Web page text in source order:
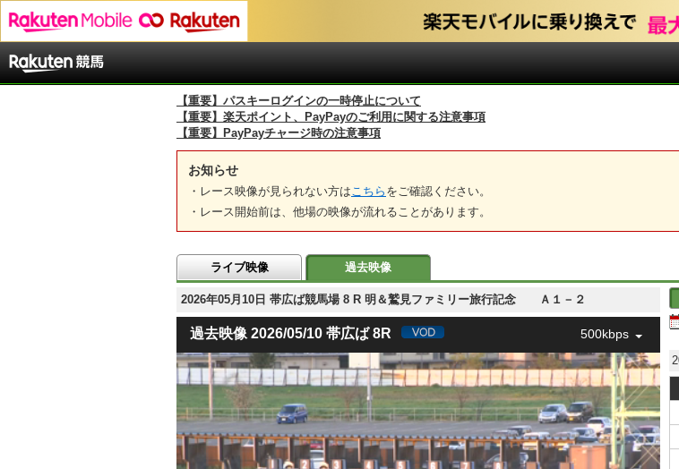
【重要】パスキーログインの一時停止について
【重要】楽天ポイント、PayPayのご利用に関する注意事項
【重要】PayPayチャージ時の注意事項
お知らせ
・レース映像が見られない方は こちら をご確認ください。
・レース開始前は、他場の映像が流れることがあります。
ライブ映像 過去映像
2026年05月10日 帯広ば競馬場 8 R 明＆鷲見ファミリー旅行記念 Ａ１－２
過去映像 2026/05/10 帯広ば 8R 500kbps